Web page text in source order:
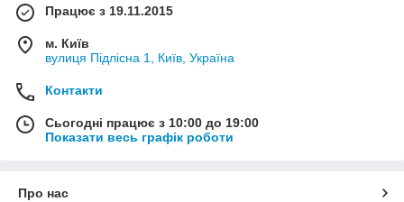
Працює з 19.11.2015
м. Київ
вулиця Підлісна 1, Київ, Україна
Контакти
Сьогодні працює з 10:00 до 19:00
Показати весь графік роботи
Про нас